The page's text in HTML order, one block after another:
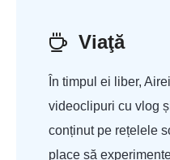
Viaţă
În timpul ei liber,
videoclipuri cu vlog
conținut pe rețelele
place să